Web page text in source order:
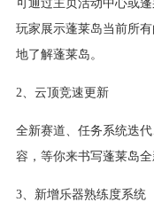
玩家展示蓬莱岛当前所
地了解蓬莱岛。
2、云顶竞速更新
全新赛道、任务系统迭
容，等你来书写蓬莱岛全
3、新增乐器熟练度系统